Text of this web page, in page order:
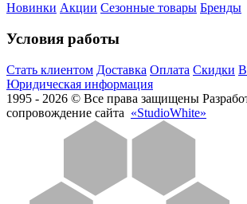
Новинки Акции Сезонные товары Бренды
Условия работы
Стать клиентом Доставка Оплата Скидки
Юридическая информация
1995 - 2026 © Все права защищены
сопровождение сайта «StudioWhite»